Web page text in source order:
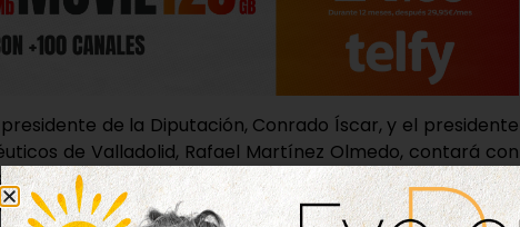
de la Diputación, Conrado Íscar, y el presidente
de Valladolid, Rafael Martínez Olmedo, contará con
para el año 2026. El objetivo es apoyar el mantenimiento
económica comprometida y extender el Sistema